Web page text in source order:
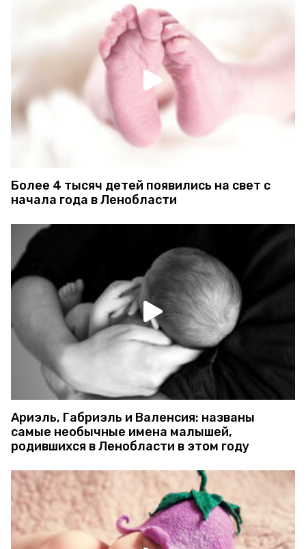
Более 4 тысяч детей появились на свет с
начала года в Ленобласти
Ариэль, Габриэль и Валенсия: названы
самые необычные имена малышей,
родившихся в Ленобласти в этом году